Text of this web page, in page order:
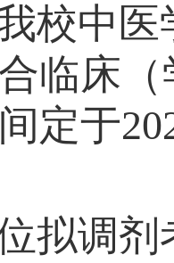
校中医
临床 （
定于
拟调